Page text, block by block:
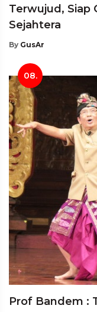
Terwujud, Siap
Sejahtera
By GusAr
08.
Prof Bandem :